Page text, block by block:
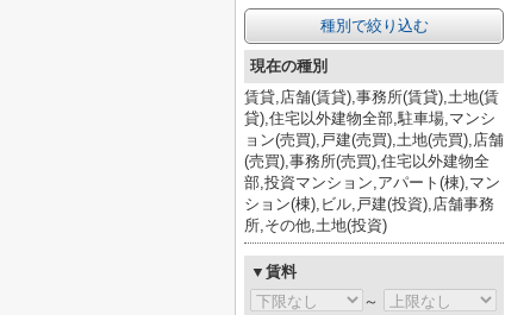
種別で絞り込む
現在の種別
賃貸,店舗(賃貸),事務所(賃貸),土地(賃
貸),住宅以外建物全部,駐車場,マンシ
ョン(売買),戸建(売買),土地(売買),店舗
(売買),事務所(売買),住宅以外建物全
部,投資マンション,アパート(棟),マン
ション(棟),ビル,戸建(投資),店舗事務
所,その他,土地(投資)
▼賃料
～